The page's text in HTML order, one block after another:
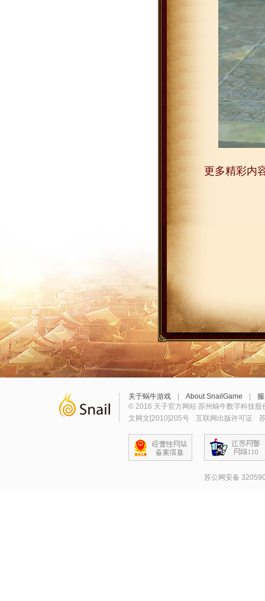
更多精彩内
关于蜗牛游戏 About SnailGame
© 2016 天子官方网站 苏州蜗牛数字科技
文网文[2010]205号
互联网出版许可证
苏公网安备